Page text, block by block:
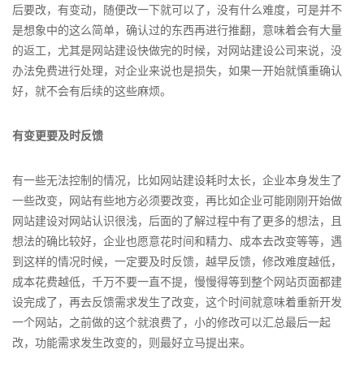
后要改，有变动，随便改一下就可以了，没有什么难度，可是并不
是想象中的这么简单，确认过的东西再进行推翻，意味着会有大量
的返工，尤其是网站建设快做完的时候，对网站建设公司来说，没
办法免费进行处理，对企业来说也是损失，如果一开始就慎重确认
好，就不会有后续的这些麻烦。
有变更要及时反馈
有一些无法控制的情况，比如网站建设耗时太长，企业本身发生了
一些改变，网站有些地方必须要改变，再比如企业可能刚刚开始做
网站建设对网站认识很浅，后面的了解过程中有了更多的想法，且
想法的确比较好，企业也愿意花时间和精力、成本去改变等等，遇
到这样的情况时候，一定要及时反馈，越早反馈，修改难度越低，
成本花费越低，千万不要一直不提，慢慢得等到整个网站页面都建
设完成了，再去反馈需求发生了改变，这个时间就意味着重新开发
一个网站，之前做的这个就浪费了，小的修改可以汇总最后一起
改，功能需求发生改变的，则最好立马提出来。